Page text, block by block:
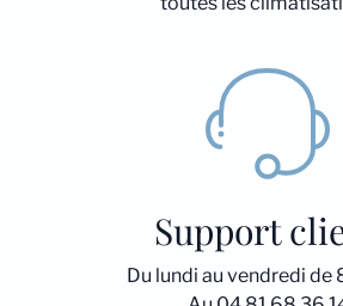
Support
Du lundi au vendredi de